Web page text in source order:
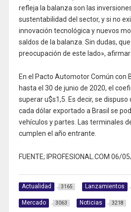
refleja la balanza son las
sustentabilidad del sector, y si no
innovación tecnológica y nuevos
saldos de la balanza. Sin dudas,
preocupación de este lado»,
En el Pacto Automotor Común con
hasta el 30 de junio de 2020, el
superar u$s1,5. Es decir, se
cada dólar exportado a Brasil se
vehículos y partes. Las terminales
cumplen el año entrante.
FUENTE; IPROFESIONAL.COM 06/
Actualidad 3165 Lanzamientos
Mercado 3063 Noticias 3218